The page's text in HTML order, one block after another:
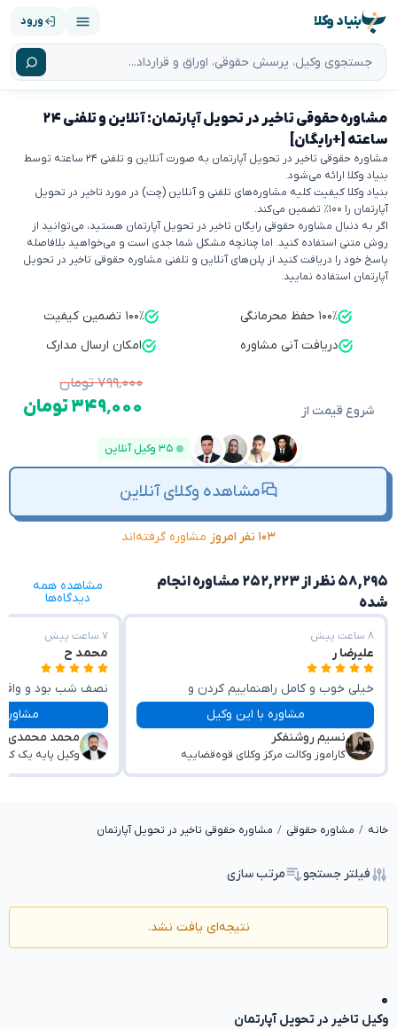
بنیاد وکلا ورود
مشاوره حقوقی تاخیر در تحویل آپارتمان: آنلاین و تلفنی ۲۴
ساعته [+رایگان]
مشاوره حقوقی تاخیر در تحویل آپارتمان به صورت آنلاین و تلفنی ۲۴ ساعته توسط
بنیاد وکلا ارائه می‌شود.
بنیاد وکلا کیفیت کلیه مشاوره‌های تلفنی و آنلاین (چت) در مورد تاخیر در تحویل
آپارتمان را ۱۰۰٪ تضمین می‌کند.
اگر به دنبال مشاوره حقوقی رایگان تاخیر در تحویل آپارتمان هستید، می‌توانید از
روش متنی استفاده کنید. اما چنانچه مشکل شما جدی است و می‌خواهید بلافاصله
پاسخ خود را دریافت کنید از پلن‌های آنلاین و تلفنی مشاوره حقوقی تاخیر در تحویل
آپارتمان استفاده نمایید.
۱۰۰٪ حفظ محرمانگی
۱۰۰٪ تضمین کیفیت
دریافت آنی مشاوره
امکان ارسال مدارک
شروع قیمت از
۷۹۹٬۰۰۰ تومان
۳۴۹٬۰۰۰ تومان
۳۵ وکیل آنلاین
مشاهده وکلای آنلاین
۱۰۳ نفر امروز مشاوره گرفته‌اند
۵۸,۲۹۵ نظر از ۲۵۲,۲۲۳ مشاوره انجام
شده
مشاهده همه
دیدگاه‌ها
۸ ساعت پیش
علیرضا ر
خیلی خوب و کامل راهنماییم کردن و
حواسشون جمع و بادقتند
مشاوره با این وکیل
نسیم روشنفکر
کاراموز وکالت مرکز وکلای قوه‌قضاییه
۷ ساعت پیش
محمد ح
نصف شب بود و
راهنمایی کردند.مشاوره با این
محمد محمدی
وکیل پایه یک
خانه مشاوره حقوقی مشاوره حقوقی تاخیر در تحویل آپارتمان
فیلتر جستجو مرتب سازی
نتیجه‌ای یافت نشد.
۰
وکیل تاخیر در تحویل آپارتمان